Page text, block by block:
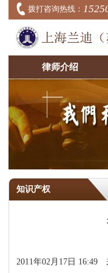
拨打咨询热线：
律师介绍
知识产权
2011年02月17日